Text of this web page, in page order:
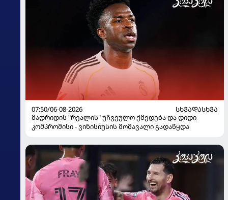
07:50/06-08-2026
ᲡᲮᲕᲐᲓᲐᲡᲮᲕᲐ
მადრიდის "რეალის" უჩვეულო ქმედება და დიდი
კომპრომისი - ვინისიუსის მომავალი გადაწყდა